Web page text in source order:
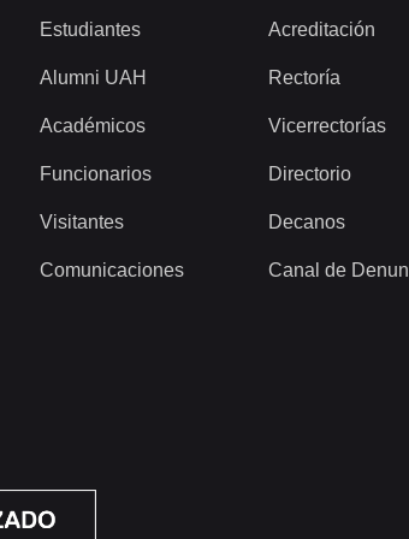
Estudiantes
Alumni UAH
Académicos
Funcionarios
Visitantes
Comunicaciones
Acreditación
Rectoría
Vicerrectorías
Directorio
Decanos
Canal de